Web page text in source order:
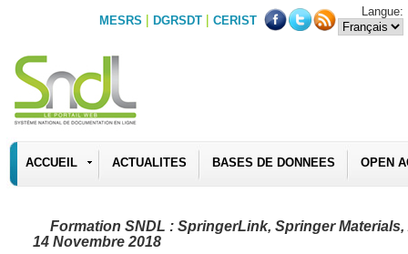
MESRS | DGRSDT | CERIST
Langue:
ACCUEIL ACTUALITES BASES DE DONNEES OPEN
Formation SNDL : SpringerLink, Springer Materials,
14 Novembre 2018